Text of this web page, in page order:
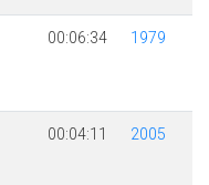
00:06:34 1979
00:04:11 2005